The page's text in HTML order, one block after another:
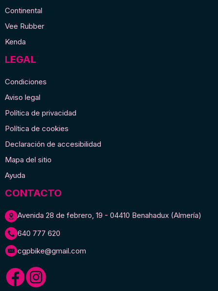
Continental
Vee Rubber
Kenda
LEGAL
Condiciones
Aviso legal
Política de privacidad
Política de cookies
Declaración de accesibilidad
Mapa del sitio
Ayuda
CONTACTO
Avenida 28 de febrero, 19 - 04410 Benahadux (Almería)
640 777 620
cgpbike@gmail.com